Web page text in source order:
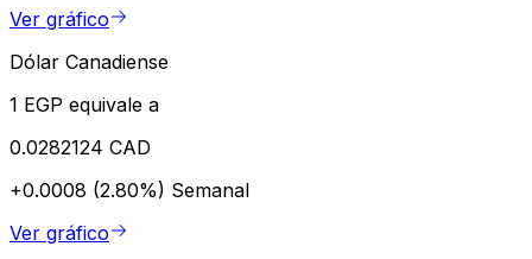
Ver gráfico
Dólar Canadiense
1 EGP equivale a
0.0282124 CAD
+0.0008 (2.80%) Semanal
Ver gráfico